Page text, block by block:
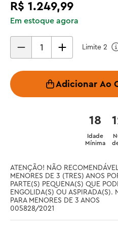
R$ 1 .249,99
Em estoque agora
Limite 2
Adicionar Ao
18
Idade
Mínima
ATENÇÃO! NÃO
MENORES DE 3 (TRES) ANOS
PARTE(S) PEQUENA(S) QUE
ENGOLIDA(S) OU ASPIRADA(S).
PARA MENORES DE 3 ANOS		 Nº de Registro:
005828/2021